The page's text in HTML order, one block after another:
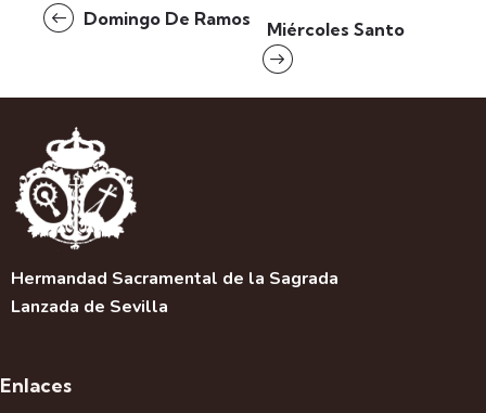
N
a
e
a
c
i
ó
n
d
e
v
Domingo De Ramos Miércoles Santo
Hermandad Sacramental de la Sagrada
Lanzada de Sevilla
Enlaces